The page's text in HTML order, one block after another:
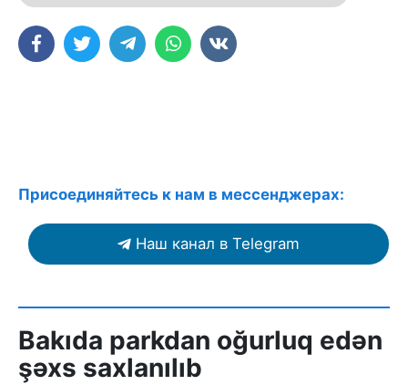
Присоединяйтесь к нам в мессенджерах:
Наш канал в Telegram
Bakıda parkdan oğurluq edən
şəxs saxlanılıb